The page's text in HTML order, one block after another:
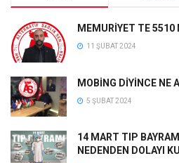
MEMURİYET TE
11 ŞUBAT 2024
MOBİNG DİYİNCE NE
5 ŞUBAT 2024
14 MART TIP
NEDENDEN DOLAYI